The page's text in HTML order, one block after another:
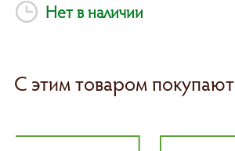
Нет в наличии
С этим товаром покупают